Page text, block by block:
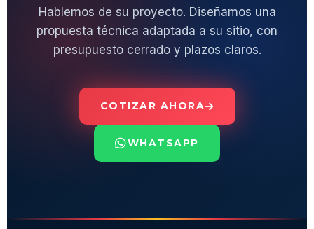
Hablemos de su proyecto. Diseñamos una
propuesta técnica adaptada a su sitio, con
presupuesto cerrado y plazos claros.
COTIZAR AHORA
WHATSAPP